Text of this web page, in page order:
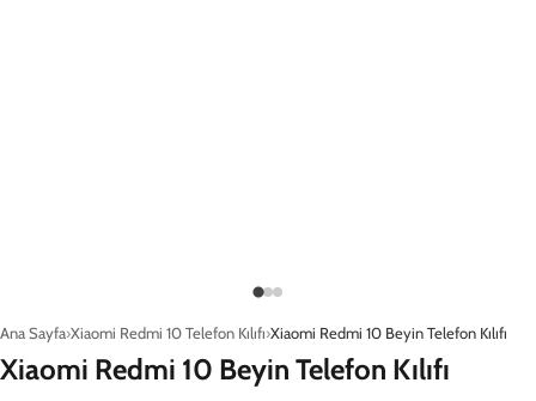
Ana Sayfa Xiaomi Redmi 10 Telefon Kılıfı Xiaomi Redmi 10 Beyin Telefon Kılıfı
Xiaomi Redmi 10 Beyin Telefon Kılıfı